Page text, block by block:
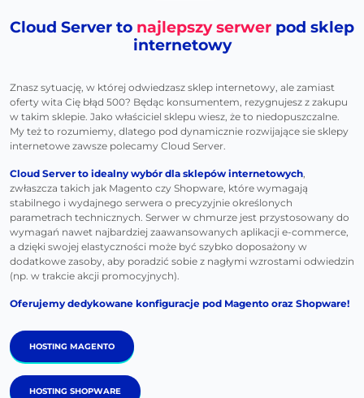
Cloud Server to najlepszy serwer pod sklep
internetowy
Znasz sytuację, w której odwiedzasz sklep internetowy, ale zamiast
oferty wita Cię błąd 500? Będąc konsumentem, rezygnujesz z zakupu
w takim sklepie. Jako właściciel sklepu wiesz, że to niedopuszczalne.
My też to rozumiemy, dlatego pod dynamicznie rozwijające sie sklepy
internetowe zawsze polecamy Cloud Server.
Cloud Server to idealny wybór dla sklepów internetowych,
zwłaszcza takich jak Magento czy Shopware, które wymagają
stabilnego i wydajnego serwera o precyzyjnie określonych
parametrach technicznych. Serwer w chmurze jest przystosowany do
wymagań nawet najbardziej zaawansowanych aplikacji e-commerce,
a dzięki swojej elastyczności może być szybko doposażony w
dodatkowe zasoby, aby poradzić sobie z nagłymi wzrostami odwiedzin
(np. w trakcie akcji promocyjnych).
Oferujemy dedykowane konfiguracje pod Magento oraz Shopware!
HOSTING MAGENTO
HOSTING SHOPWARE